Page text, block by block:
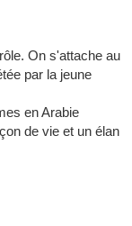
On s'attache au
par la jeune
en Arabie
de vie et un élan